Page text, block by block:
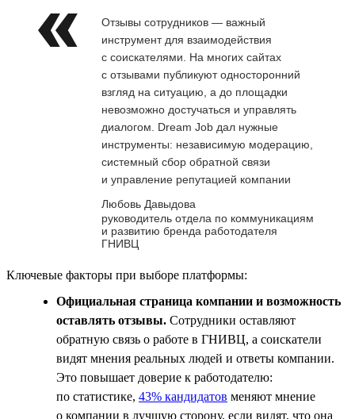
Отзывы сотрудников — важный
инструмент для взаимодействия
с соискателями. На многих сайтах
с отзывами публикуют односторонний
взгляд на ситуацию, а до площадки
невозможно достучаться и управлять
диалогом. Dream Job дал нужные
инструменты: независимую модерацию,
системный сбор обратной связи
и управление репутацией компании
Любовь Давыдова
руководитель отдела по коммуникациям
и развитию бренда работодателя
ГНИВЦ
Ключевые факторы при выборе платформы:
Официальная страница компании и возможность
оставлять отзывы. Сотрудники оставляют
обратную связь о работе в ГНИВЦ, а соискатели
видят мнения реальных людей и ответы компании.
Это повышает доверие к работодателю:
по статистике, 43% кандидатов меняют мнение
о компании в лучшую сторону, если видят, что она